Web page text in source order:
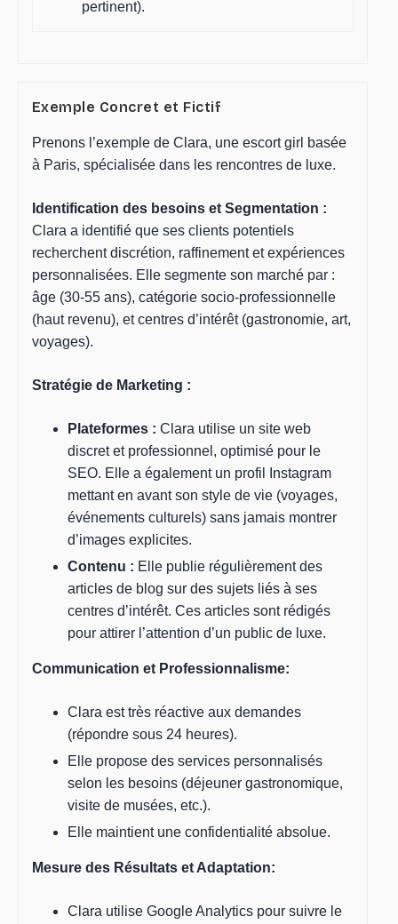
pertinent).
Exemple Concret et Fictif
Prenons l’exemple de Clara, une escort girl basée
à Paris, spécialisée dans les rencontres de luxe.
Identification des besoins et Segmentation :
Clara a identifié que ses clients potentiels
recherchent discrétion, raffinement et expériences
personnalisées. Elle segmente son marché par :
âge (30-55 ans), catégorie socio-professionnelle
(haut revenu), et centres d’intérêt (gastronomie, art,
voyages).
Stratégie de Marketing :
Plateformes : Clara utilise un site web
discret et professionnel, optimisé pour le
SEO. Elle a également un profil Instagram
mettant en avant son style de vie (voyages,
événements culturels) sans jamais montrer
d’images explicites.
Contenu : Elle publie régulièrement des
articles de blog sur des sujets liés à ses
centres d’intérêt. Ces articles sont rédigés
pour attirer l’attention d’un public de luxe.
Communication et Professionnalisme:
Clara est très réactive aux demandes
(répondre sous 24 heures).
Elle propose des services personnalisés
selon les besoins (déjeuner gastronomique,
visite de musées, etc.).
Elle maintient une confidentialité absolue.
Mesure des Résultats et Adaptation:
Clara utilise Google Analytics pour suivre le